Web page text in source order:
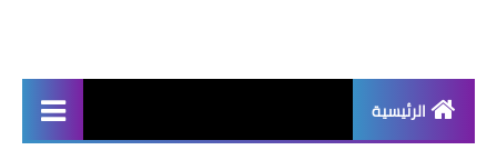
الرئيسية